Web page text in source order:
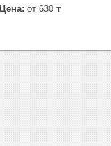
Цена: от 630 ₸